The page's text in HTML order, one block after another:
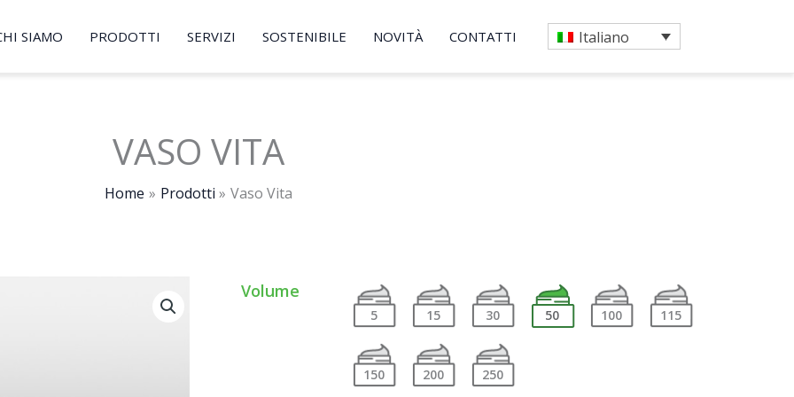
SIAMO PRODOTTI SERVIZI SOSTENIBILE NOVITÀ CONTATTI Italiano
VASO VITA
Home Prodotti Vaso Vita
Volume
5 15 30 50 100 115
150 200 250